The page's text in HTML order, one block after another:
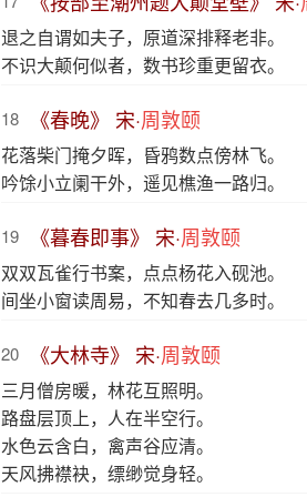
退之自谓如夫子，原道深排释老非。
不识大颠何似者，数书珍重更留衣。
18 《春晚》 宋·周敦颐
花落柴门掩夕晖，昏鸦数点傍林飞。
吟馀小立阑干外，遥见樵渔一路归。
19 《暮春即事》 宋·周敦颐
双双瓦雀行书案，点点杨花入砚池。
间坐小窗读周易，不知春去几多时。
20 《大林寺》 宋·周敦颐
三月僧房暖，林花互照明。
路盘层顶上，人在半空行。
水色云含白，禽声谷应清。
天风拂襟袂，缥缈觉身轻。